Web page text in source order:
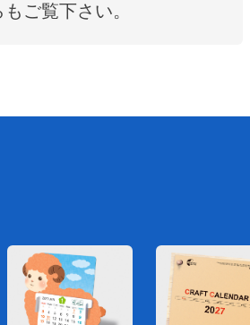
ご覧下さい。